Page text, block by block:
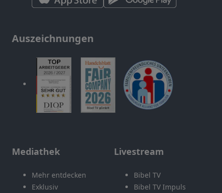
Auszeichnungen
Mediathek
Mehr entdecken
Exklusiv
Livestream
Bibel TV
Bibel TV Impuls